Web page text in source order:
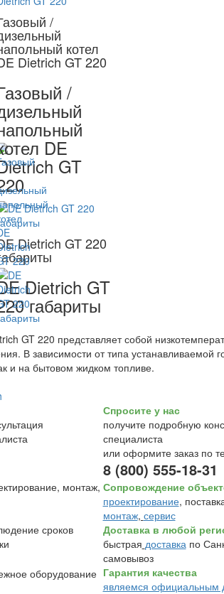
/
котел
Dietrich GT 220
/
DE
GT
Dietrich GT 220
Dietrich GT
габариты
GT 220 представляет собой
В зависимости от типа устанавливаемой
и на бытовом жидком топливе.
Спросите у нас
получите подробную
специалиста
или оформите заказ по
8 (800) 555-18-31
Сопровождение
проектирование,
монтаж, сервис
Доставка в любой
быстрая доставкапо
самовывоз
Гарантия качества
являемся официальным